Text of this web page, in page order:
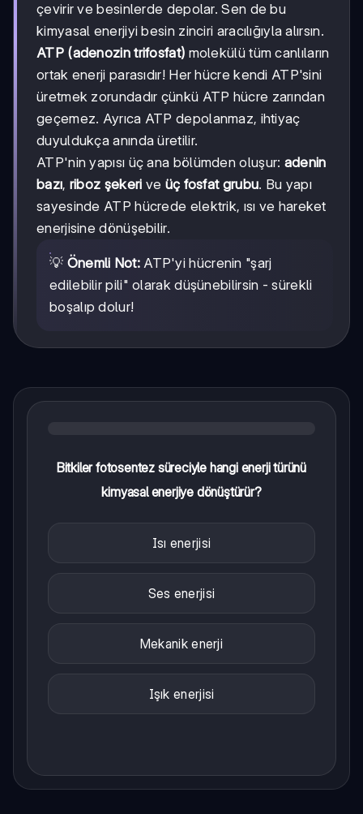
çevirir ve besinlerde depolar. Sen de bu
kimyasal enerjiyi besin zinciri aracılığıyla alırsın.
ATP (adenozin trifosfat) molekülü tüm canlıların
ortak enerji parasıdır! Her hücre kendi ATP'sini
üretmek zorundadır çünkü ATP hücre zarından
geçemez. Ayrıca ATP depolanmaz, ihtiyaç
duyuldukça anında üretilir.
ATP'nin yapısı üç ana bölümden oluşur: adenin
bazı, riboz şekeri ve üç fosfat grubu. Bu yapı
sayesinde ATP hücrede elektrik, ısı ve hareket
enerjisine dönüşebilir.
💡 Önemli Not:ATP'yi hücrenin "şarj
edilebilir pili" olarak düşünebilirsin - sürekli
boşalıp dolur!
Bitkiler fotosentez süreciyle hangi enerji türünü
kimyasal enerjiye dönüştürür?
Isı enerjisi
Ses enerjisi
Mekanik enerji
Işık enerjisi